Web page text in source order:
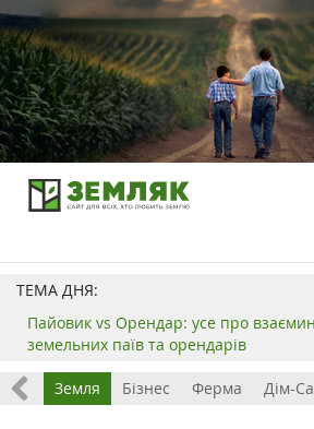
ТЕМА ДНЯ:
Пайовик vs Орендар: усе про
земельних паїв та орендарів
Все Земля Бізнес Ферма Дім-